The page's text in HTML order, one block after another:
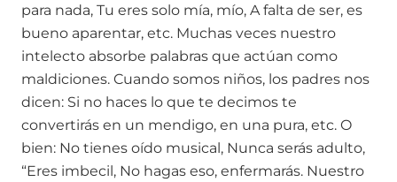
para nada, Tu eres solo mía, mío, A falta de ser, es
bueno aparentar, etc. Muchas veces nuestro
intelecto absorbe palabras que actúan como
maldiciones. Cuando somos niños, los padres nos
dicen: Si no haces lo que te decimos te
convertirás en un mendigo, en una pura, etc. O
bien: No tienes oído musical, Nunca serás adulto,
“Eres imbecil, No hagas eso, enfermarás. Nuestro